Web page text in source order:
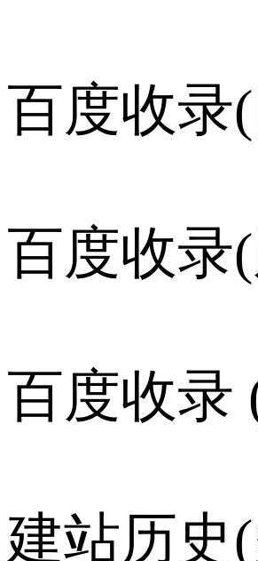
百度收录
百度收录
百度收录
建站历史